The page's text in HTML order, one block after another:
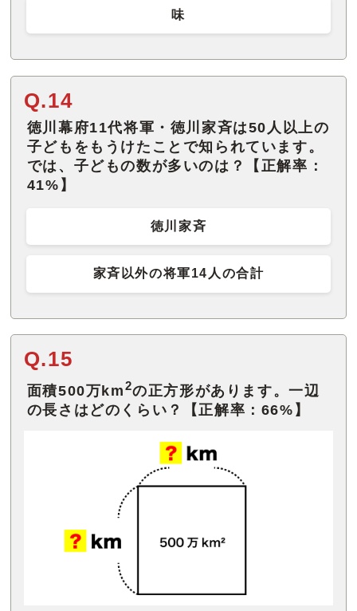
味
Q.14
徳川幕府11代将軍・徳川家斉は50人以上の
子どもをもうけたことで知られています。
では、子どもの数が多いのは？【正解率：
41%】
徳川家斉
家斉以外の将軍14人の合計
Q.15
面積500万km2の正方形があります。一辺
の長さはどのくらい？【正解率：66%】